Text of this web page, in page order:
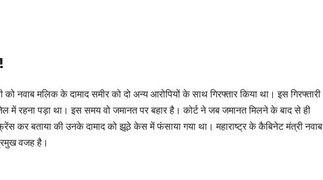
नवाब मलिक के दामाद समीर को दो अन्य आरोपियों के साथ गिरफ्तार किया था। इस गिरफ्तारी
में रहना पड़ा था। इस समय वो जमानत पर बहार है। कोर्ट ने जब जमानत मिलने के बाद से ही
कर बताया की उनके दामाद को झूठे केस में फंसाया गया था। महाराष्ट्र के कैबिनेट मंत्री नवाब
वजह है।